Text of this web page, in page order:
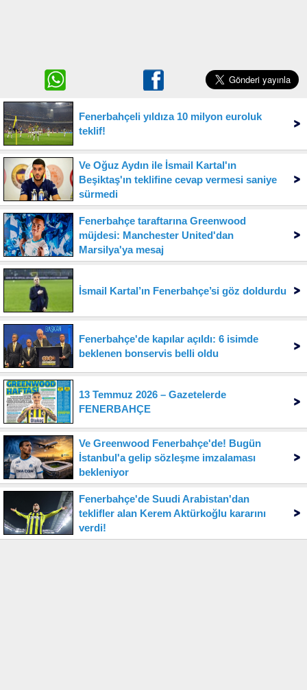
Fenerbahçeli yıldıza 10 milyon euroluk
teklif!
Ve Oğuz Aydın ile İsmail Kartal'ın
Beşiktaş'ın teklifine cevap vermesi saniye
sürmedi
Fenerbahçe taraftarına Greenwood
müjdesi: Manchester United'dan
Marsilya'ya mesaj
İsmail Kartal’ın Fenerbahçe’si göz doldurdu
Fenerbahçe'de kapılar açıldı: 6 isimde
beklenen bonservis belli oldu
13 Temmuz 2026 – Gazetelerde
FENERBAHÇE
Ve Greenwood Fenerbahçe'de! Bugün
İstanbul'a gelip sözleşme imzalaması
bekleniyor
Fenerbahçe'de Suudi Arabistan'dan
teklifler alan Kerem Aktürkoğlu kararını
verdi!